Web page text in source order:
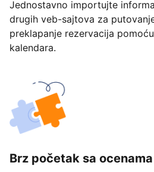
Jednostavno importujte
drugih veb-sajtova za
preklapanje rezervacija
kalendara.
Brz početak sa